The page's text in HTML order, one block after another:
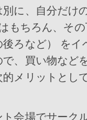
に、自分だけ
もちろん、そ
ろなど） を
で、買い物など
メリットとし
会場でサーク